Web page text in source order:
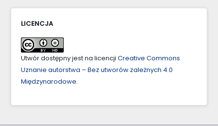
LICENCJA
Utwór dostępny jest na licencji Creative Commons
Uznanie autorstwa – Bez utworów zależnych 4.0
Międzynarodowe.